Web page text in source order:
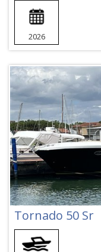
2026
Tornado 50 Sr